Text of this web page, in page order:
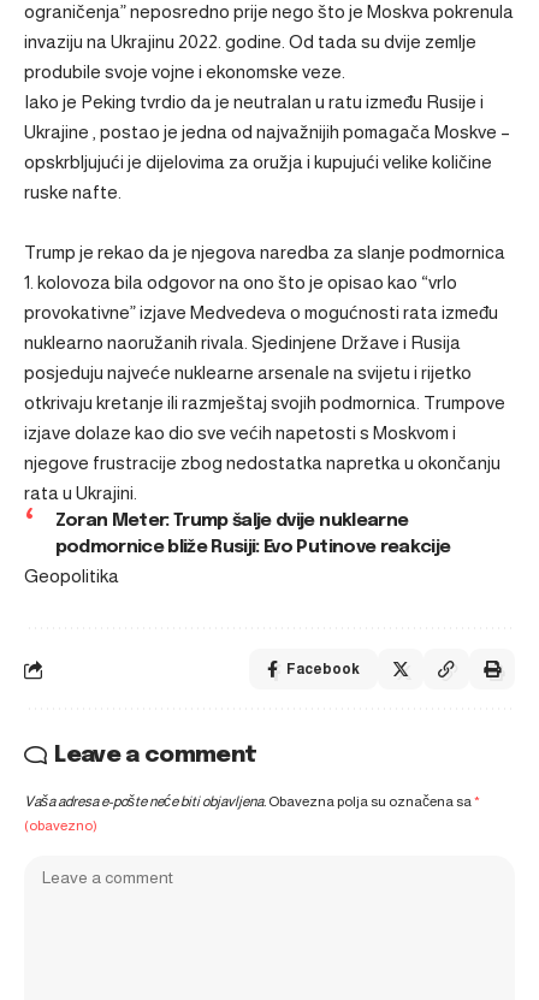
ograničenja” neposredno prije nego što je Moskva pokrenula
invaziju na Ukrajinu 2022. godine. Od tada su dvije zemlje
produbile svoje vojne i ekonomske veze.
Iako je Peking tvrdio da je neutralan u ratu između Rusije i
Ukrajine , postao je jedna od najvažnijih pomagača Moskve –
opskrbljujući je dijelovima za oružja i kupujući velike količine
ruske nafte.
Trump je rekao da je njegova naredba za slanje podmornica
1. kolovoza bila odgovor na ono što je opisao kao “vrlo
provokativne” izjave Medvedeva o mogućnosti rata između
nuklearno naoružanih rivala. Sjedinjene Države i Rusija
posjeduju najveće nuklearne arsenale na svijetu i rijetko
otkrivaju kretanje ili razmještaj svojih podmornica. Trumpove
izjave dolaze kao dio sve većih napetosti s Moskvom i
njegove frustracije zbog nedostatka napretka u okončanju
rata u Ukrajini.
Zoran Meter: Trump šalje dvije nuklearne
podmornice bliže Rusiji: Evo Putinove reakcije
Geopolitika
Facebook
Leave a comment
Vaša adresa e-pošte neće biti objavljena. Obavezna polja su označena sa*
(obavezno)